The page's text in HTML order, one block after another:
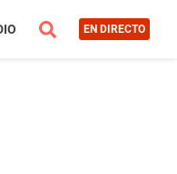
EN DIRECTO